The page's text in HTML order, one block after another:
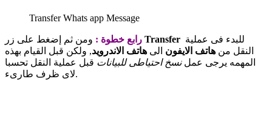
Transfer Whats app Message
رابع خطوة : Transfer
النقل من هاتف الايفون الى هاتف الاندرويد, ولكن قبل القيام بهذه
المهمه يرجى عملنسخ احتياطى للبيانات قبل عملية النقل تحسبا
لاى ظرف طارىء.